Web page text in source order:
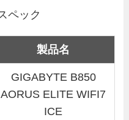
製品名
GIGABYTE B850
AORUS ELITE WIFI7
ICE